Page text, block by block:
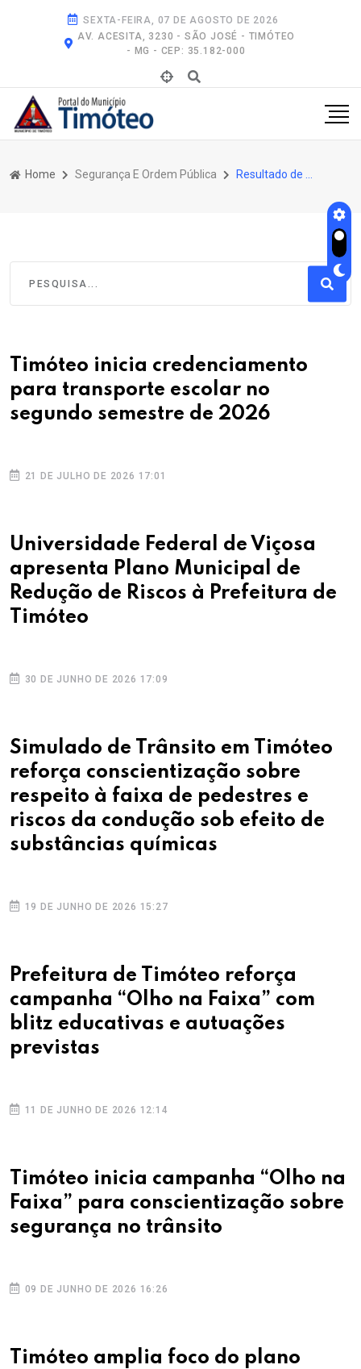
SEXTA-FEIRA, 07 DE AGOSTO DE 2026
AV. ACESITA, 3230 - SÃO JOSÉ - TIMÓTEO
- MG - CEP: 35.182-000
Home Segurança E Ordem Pública
Timóteo inicia credenciamento
para transporte escolar no
segundo semestre de 2026
21 DE JULHO DE 2026 17:01
Universidade Federal de Viçosa
apresenta Plano Municipal de
Redução de Riscos à Prefeitura de
Timóteo
30 DE JUNHO DE 2026 17:09
Simulado de Trânsito em Timóteo
reforça conscientização sobre
respeito à faixa de pedestres e
riscos da condução sob efeito de
substâncias químicas
19 DE JUNHO DE 2026 15:27
Prefeitura de Timóteo reforça
campanha “Olho na Faixa” com
blitz educativas e autuações
previstas
11 DE JUNHO DE 2026 12:14
Timóteo inicia campanha “Olho na
Faixa” para conscientização sobre
segurança no trânsito
09 DE JUNHO DE 2026 16:26
Timóteo amplia foco do plano